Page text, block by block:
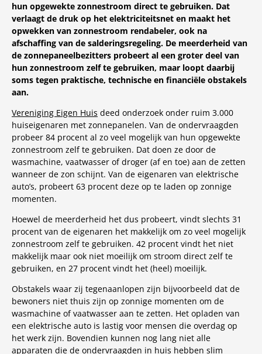
hun opgewekte zonnestroom direct te gebruiken. Dat
verlaagt de druk op het elektriciteitsnet en maakt het
opwekken van zonnestroom rendabeler, ook na
afschaffing van de salderingsregeling. De meerderheid van
de zonnepaneelbezitters probeert al een groter deel van
hun zonnestroom zelf te gebruiken, maar loopt daarbij
soms tegen praktische, technische en financiële obstakels
aan.
Vereniging Eigen Huis deed onderzoek onder ruim 3.000
huiseigenaren met zonnepanelen. Van de ondervraagden
probeer 84 procent al zo veel mogelijk van hun opgewekte
zonnestroom zelf te gebruiken. Dat doen ze door de
wasmachine, vaatwasser of droger (af en toe) aan de zetten
wanneer de zon schijnt. Van de eigenaren van elektrische
auto’s, probeert 63 procent deze op te laden op zonnige
momenten.
Hoewel de meerderheid het dus probeert, vindt slechts 31
procent van de eigenaren het makkelijk om zo veel mogelijk
zonnestroom zelf te gebruiken. 42 procent vindt het niet
makkelijk maar ook niet moeilijk om stroom direct zelf te
gebruiken, en 27 procent vindt het (heel) moeilijk.
Obstakels waar zij tegenaanlopen zijn bijvoorbeeld dat de
bewoners niet thuis zijn op zonnige momenten om de
wasmachine of vaatwasser aan te zetten. Het opladen van
een elektrische auto is lastig voor mensen die overdag op
het werk zijn. Bovendien kunnen nog lang niet alle
apparaten die de ondervraagden in huis hebben slim